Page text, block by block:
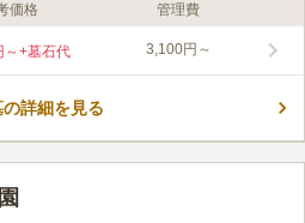
然に囲まれながら、安らかに眠ることが
用がない時には、休憩所として開放され
ることができますが、私は近隣のスーパ
価格 管理費
～+墓石代 3,100円～
の詳細を見る